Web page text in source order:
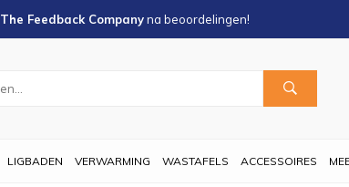
The Feedback Companyna beoordelingen!
LIGBADEN VERWARMING WASTAFELS ACCESSOIRES